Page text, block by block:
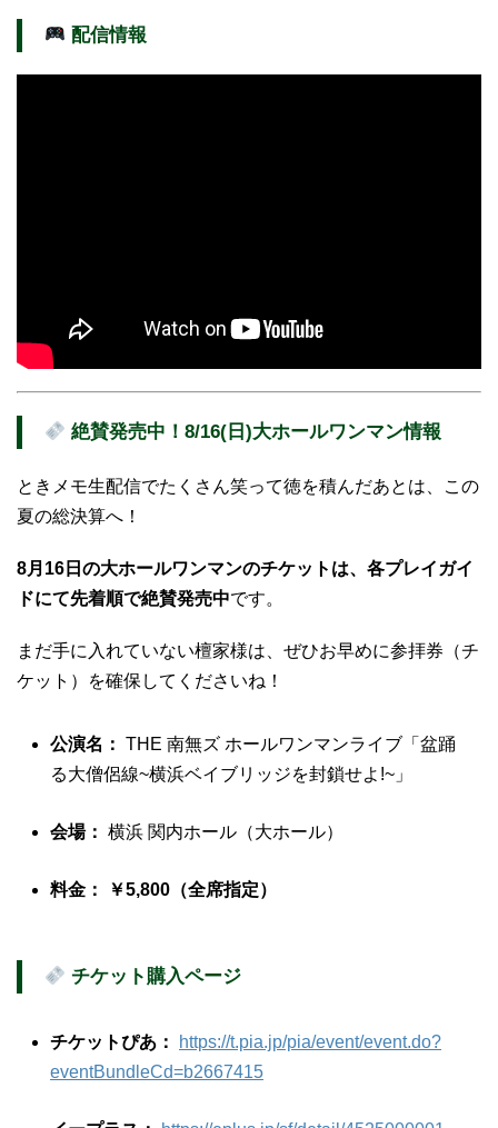
配信情報
絶賛発売中！8/16(日)大ホールワンマン情報
ときメモ生配信でたくさん笑って徳を積んだあとは、この
夏の総決算へ！
8月16日の大ホールワンマンのチケットは、各プレイガイ
ドにて先着順で絶賛発売中です。
まだ手に入れていない檀家様は、ぜひお早めに参拝券（チ
ケット）を確保してくださいね！
公演名： THE 南無ズ ホールワンマンライブ「盆踊
る大僧侶線~横浜ベイブリッジを封鎖せよ!~」
会場： 横浜 関内ホール（大ホール）
料金： ￥5,800（全席指定）
チケット購入ページ
チケットぴあ：
https://t.pia.jp/pia/event/event.do?
eventBundleCd=b2667415